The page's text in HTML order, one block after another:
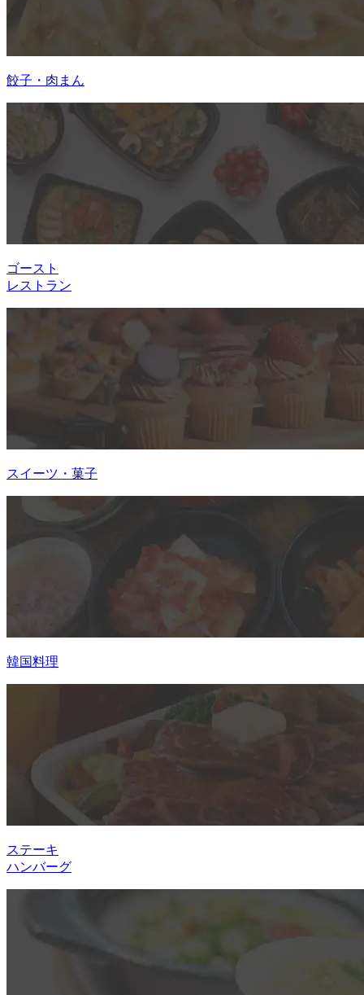
餃子・肉まん
ゴースト
レストラン
スイーツ・菓子
韓国料理
ステーキ
ハンバーグ